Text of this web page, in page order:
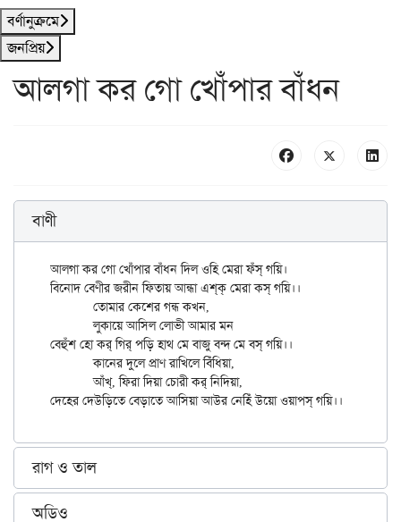
বর্ণানুক্রমে
জনপ্রিয়
আলগা কর গো খোঁপার বাঁধন
বাণী
আলগা কর গো খোঁপার বাঁধন দিল ওহি মেরা ফঁস্‌ গয়ি।
বিনোদ বেণীর জরীন ফিতায় আন্ধা এশ্‌ক্‌ মেরা কস্‌ গয়ি।।
	লুকায়ে আসিল লোভী আমার মন
বেহুঁশ হো কর্‌ গির্‌ পড়ি হাথ মে বাজু বন্দ মে বস্‌ গয়ি।।
	কানের দুলে প্রাণ রাখিলে বিঁধিয়া,
	আঁখ্‌, ফিরা দিয়া চোরী কর্‌ নিদিয়া,
রাগ ও তাল
অডিও